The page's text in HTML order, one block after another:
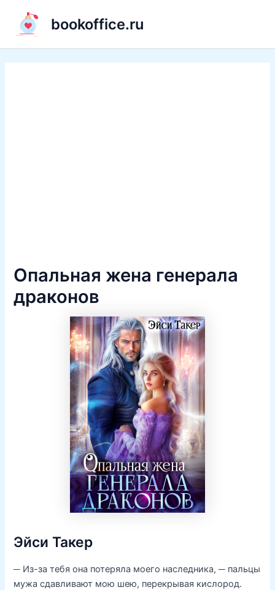
содержимому
bookoffice.ru
Опальная жена генерала
драконов
Эйси Такер
─ Из-за тебя она потеряла моего наследника, ─ пальцы
мужа сдавливают мою шею, перекрывая кислород.